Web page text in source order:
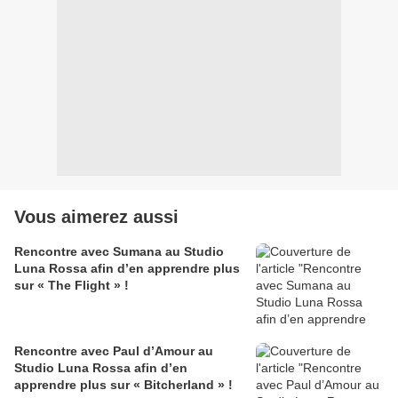
Vous aimerez aussi
Rencontre avec Sumana au Studio
Luna Rossa afin d’en apprendre plus
sur « The Flight » !
Rencontre avec Paul d’Amour au
Studio Luna Rossa afin d’en
apprendre plus sur « Bitcherland » !